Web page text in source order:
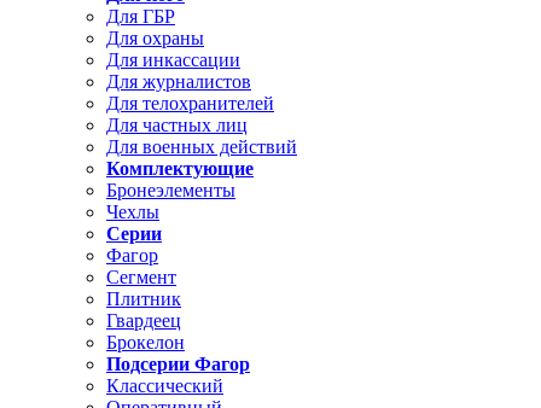
Для ГБР
Для охраны
Для инкассации
Для журналистов
Для телохранителей
Для частных лиц
Для военных действий
Комплектующие
Бронеэлементы
Чехлы
Серии
Фагор
Сегмент
Плитник
Гвардеец
Брокелон
Подсерии Фагор
Классический